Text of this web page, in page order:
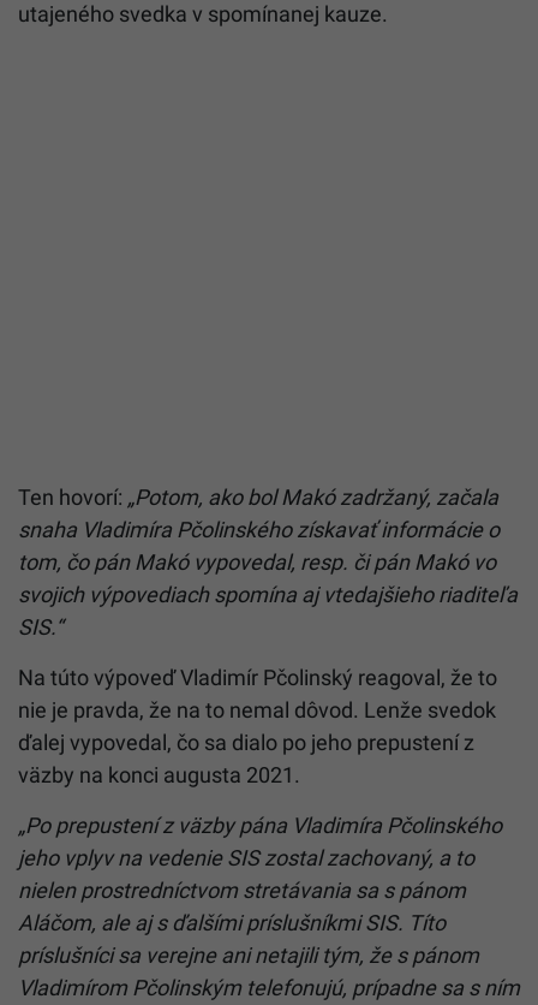
utajeného svedka v spomínanej kauze.
Ten hovorí: „Potom, ako bol Makó zadržaný, začala
snaha Vladimíra Pčolinského získavať informácie o
tom, čo pán Makó vypovedal, resp. či pán Makó vo
svojich výpovediach spomína aj vtedajšieho riaditeľa
SIS.“
Na túto výpoveď Vladimír Pčolinský reagoval, že to
nie je pravda, že na to nemal dôvod. Lenže svedok
ďalej vypovedal, čo sa dialo po jeho prepustení z
väzby na konci augusta 2021.
„Po prepustení z väzby pána Vladimíra Pčolinského
jeho vplyv na vedenie SIS zostal zachovaný, a to
nielen prostredníctvom stretávania sa s pánom
Aláčom, ale aj s ďalšími príslušníkmi SIS. Títo
príslušníci sa verejne ani netajili tým, že s pánom
Vladimírom Pčolinským telefonujú, prípadne sa s ním